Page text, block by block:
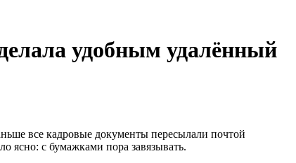
удобным удалённый
все кадровые документы пересылали почтой
ясно: с бумажками пора завязывать.